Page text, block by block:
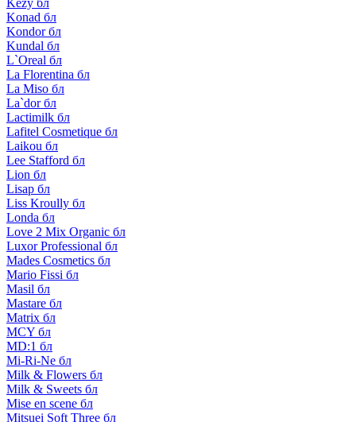
Kezy бл
Konad бл
Kondor бл
Kundal бл
L`Oreal бл
La Florentina бл
La Miso бл
La`dor бл
Lactimilk бл
Lafitel Cosmetique бл
Laikou бл
Lee Stafford бл
Lion бл
Lisap бл
Liss Kroully бл
Londa бл
Love 2 Mix Organic бл
Luxor Professional бл
Mades Cosmetics бл
Mario Fissi бл
Masil бл
Mastare бл
Matrix бл
MCY бл
MD:1 бл
Mi-Ri-Ne бл
Milk & Flowers бл
Milk & Sweets бл
Mise en scene бл
Mitsuei Soft Three бл